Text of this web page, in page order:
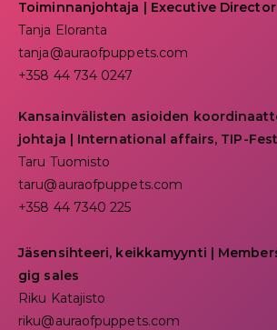
Toiminnanjohtaja | Executive Director
Tanja Eloranta
tanja@auraofpuppets.com
+358 44 734 0247
Kansainvälisten asioiden
johtaja | International affairs, TIP-Fest
Taru Tuomisto
taru@auraofpuppets.com
+358 44 7340 225
Jäsensihteeri, keikkamyynti |
gig sales
Riku Katajisto
riku@auraofpuppets.com